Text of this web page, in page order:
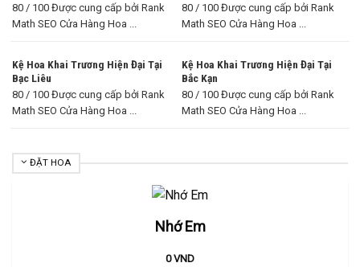
80 / 100 Được cung cấp bởi Rank
Math SEO Cửa Hàng Hoa ...
80 / 100 Được cung cấp bởi Rank
Math SEO Cửa Hàng Hoa ...
Kệ Hoa Khai Trương Hiện Đại Tại
Bạc Liêu
80 / 100 Được cung cấp bởi Rank
Math SEO Cửa Hàng Hoa ...
Kệ Hoa Khai Trương Hiện Đại Tại
Bắc Kạn
80 / 100 Được cung cấp bởi Rank
Math SEO Cửa Hàng Hoa ...
ĐẶT HOA
Nhớ Em
0VND